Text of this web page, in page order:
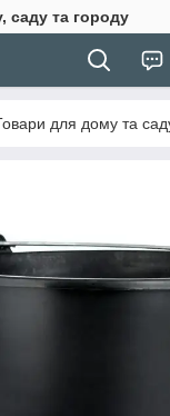
саду та городу
для дому та